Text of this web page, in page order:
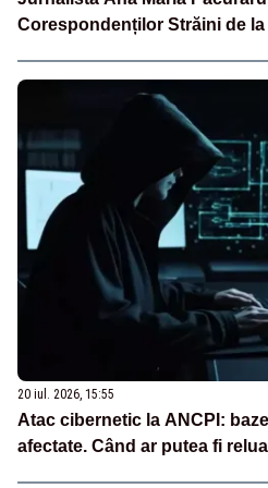
Corespondenților Străini de la
20 iul. 2026, 15:55
Atac cibernetic la ANCPI:
afectate. Când ar putea fi